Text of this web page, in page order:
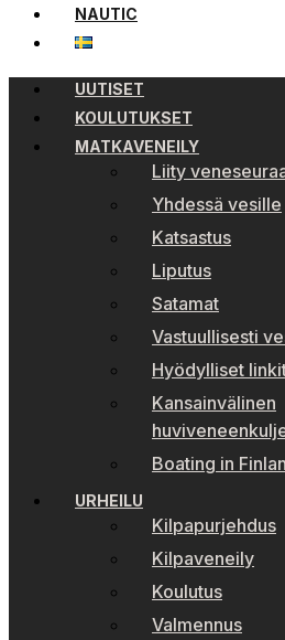
NAUTIC
UUTISET
KOULUTUKSET
MATKAVENEILY
Liity
Yhdessä vesille
Katsastus
Liputus
Satamat
Vastuullisesti
Hyödylliset
Kansainvälinen
Boating in
URHEILU
Kilpapurjehdus
Kilpaveneily
Koulutus
Valmennus